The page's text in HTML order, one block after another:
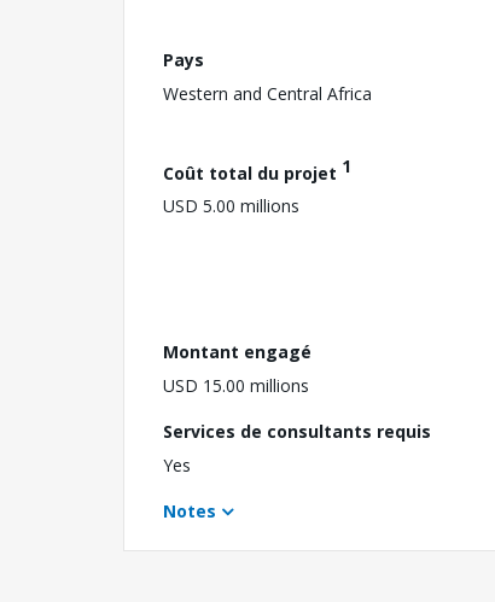
Pays
Western and Central Africa
Coût total du projet 1
USD 5.00 millions
Montant engagé
USD 15.00 millions
Services de consultants requis
Yes
Notes